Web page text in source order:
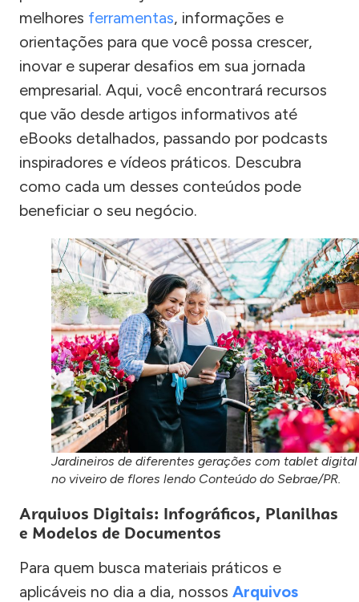
melhores ferramentas, informações e
orientações para que você possa crescer,
inovar e superar desafios em sua jornada
empresarial. Aqui, você encontrará recursos
que vão desde artigos informativos até
eBooks detalhados, passando por podcasts
inspiradores e vídeos práticos. Descubra
como cada um desses conteúdos pode
beneficiar o seu negócio.
Jardineiros de diferentes gerações com tablet digital
no viveiro de flores lendo Conteúdo do Sebrae/PR.
Arquivos Digitais: Infográficos, Planilhas
e Modelos de Documentos
Para quem busca materiais práticos e
aplicáveis no dia a dia, nossos Arquivos